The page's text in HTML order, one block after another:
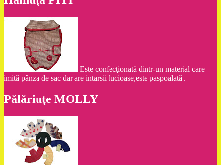
Este confecţionată dintr-un material care
imită pânza de sac dar are intarsii lucioase,este paspoalată .
Pălăriuţe MOLLY